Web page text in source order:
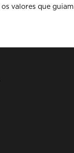
os valores que